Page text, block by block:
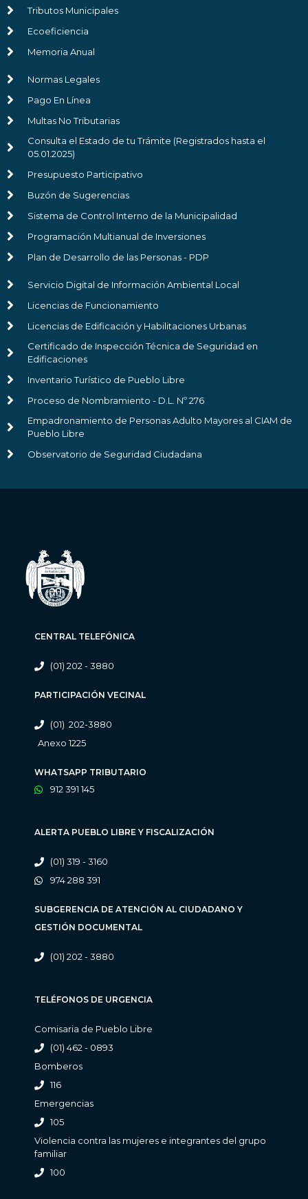
Tributos Municipales
Ecoeficiencia
Memoria Anual
Normas Legales
Pago En Línea
Multas No Tributarias
Consulta el Estado de tu Trámite (Registrados hasta el
05.01.2025)
Presupuesto Participativo
Buzón de Sugerencias
Sistema de Control Interno de la Municipalidad
Programación Multianual de Inversiones
Plan de Desarrollo de las Personas - PDP
Servicio Digital de Información Ambiental Local
Licencias de Funcionamiento
Licencias de Edificación y Habilitaciones Urbanas
Certificado de Inspección Técnica de Seguridad en
Edificaciones
Inventario Turístico de Pueblo Libre
Proceso de Nombramiento - D.L. Nº 276
Empadronamiento de Personas Adulto Mayores al CIAM de
Pueblo Libre
Observatorio de Seguridad Ciudadana
CENTRAL TELEFÓNICA
(01) 202 - 3880
PARTICIPACIÓN VECINAL
(01) 202-3880
Anexo 1225
WHATSAPP TRIBUTARIO
912 391 145
ALERTA PUEBLO LIBRE Y FISCALIZACIÓN
(01) 319 - 3160
974 288 391
SUBGERENCIA DE ATENCIÓN AL CIUDADANO Y
GESTIÓN DOCUMENTAL
(01) 202 - 3880
TELÉFONOS DE URGENCIA
Comisaria de Pueblo Libre
(01) 462 - 0893
Bomberos
116
Emergencias
105
Violencia contra las mujeres e integrantes del grupo
familiar
100